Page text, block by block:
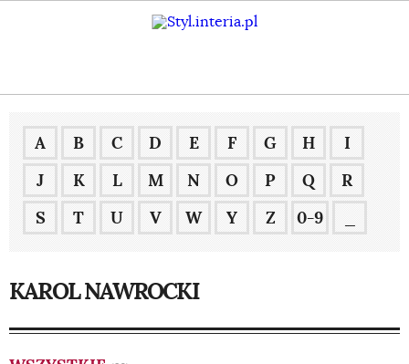
A B C D E F G H
I
J
K L M N O P Q
R
S
T U V W Y Z 0-9
KAROL NAWROCKI